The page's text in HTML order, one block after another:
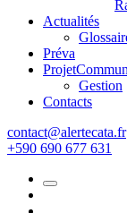
Actualités
Préva
Projet
Gestion
Contacts
rf.atacetrela@tcatnoc
+590 690 677 631